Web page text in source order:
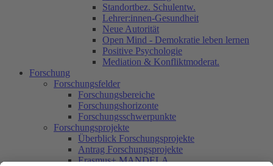
Standortbez. Schulentw.
Lehrer:innen-Gesundheit
Neue Autorität
Open Mind - Demokratie leben lernen
Positive Psychologie
Mediation & Konfliktmoderat.
Forschung
Forschungsfelder
Forschungsbereiche
Forschungshorizonte
Forschungsschwerpunkte
Forschungsprojekte
Überblick Forschungsprojekte
Antrag Forschungsprojekte
Erasmus+ MANDELA